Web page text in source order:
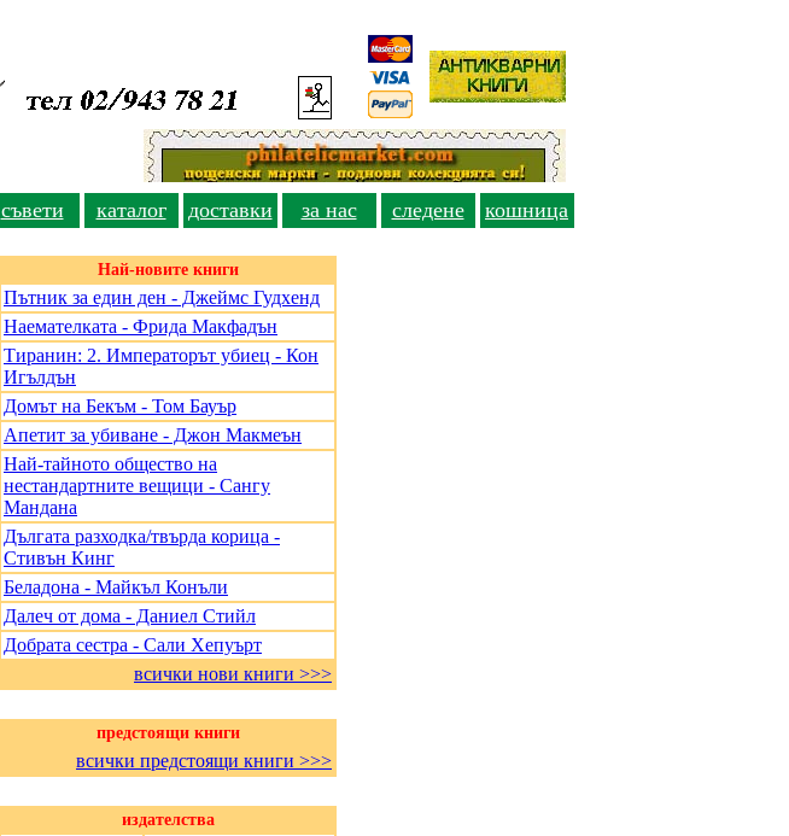
съвети каталог доставки за нас следене
кошница
Най-новите книги
Пътник за един ден - Джеймс Гудхенд
Наемателката - Фрида Макфадън
Тиранин: 2. Императорът убиец - Кон
Игълдън
Домът на Бекъм - Том Бауър
Апетит за убиване - Джон Макмеън
Най-тайното общество на
нестандартните вещици - Сангу
Мандана
Дългата разходка/твърда корица -
Стивън Кинг
Беладона - Майкъл Конъли
Далеч от дома - Даниел Стийл
Добрата сестра - Сали Хепуърт
всички нови книги >>>
предстоящи книги
всички предстоящи книги >>>
издателства